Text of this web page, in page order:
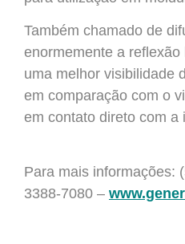
Também chamado de
enormemente a
uma melhor visibilidade
em comparação com o
em contato direto com a
Para mais informações: (
3388-7080 –